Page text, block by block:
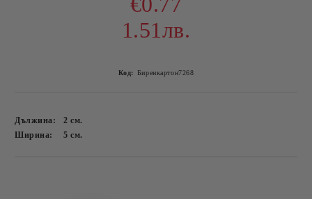
1.51лв.
Код: Биренкартон7268
Дължина: 2см.
Ширина:
5см.